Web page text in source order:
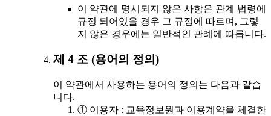
이 약관에 명시되지 않은 사항은 관계 법령에
규정 되어있을 경우 그 규정에 따르며, 그렇
지 않은 경우에는 일반적인 관례에 따릅니다.
제 4 조 (용어의 정의)
이 약관에서 사용하는 용어의 정의는 다음과 같습
니다.
① 이용자 : 교육정보원과 이용계약을 체결한